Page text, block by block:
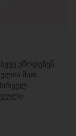
უწოდებენ
მათ